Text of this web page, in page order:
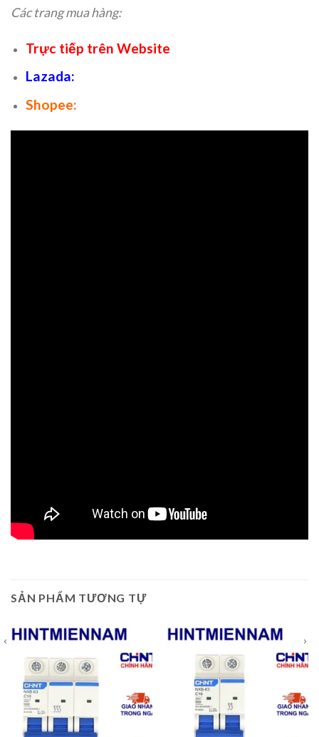
Các trang mua hàng:
Trực tiếp trên Website
Lazada:
Shopee:
SẢN PHẨM TƯƠNG TỰ